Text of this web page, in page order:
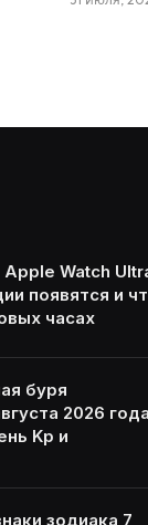
Watch
появятся и
часах
буря
2026
Kp и
зодиака 7